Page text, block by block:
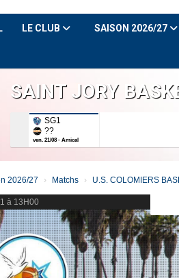
LE CLUB SAISON 2026/27
SAINT JORY
SG1
??
ven. 21/08 - Amical
2026/27 Matchs U.S. COLOMIERS
à 13H00